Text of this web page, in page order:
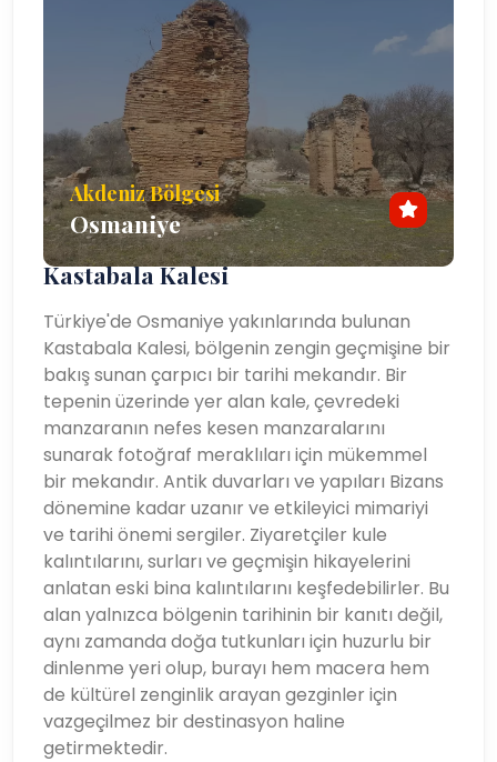
Akdeniz Bölgesi
Osmaniye
Kastabala Kalesi
Türkiye'de Osmaniye yakınlarında bulunan
Kastabala Kalesi, bölgenin zengin geçmişine bir
bakış sunan çarpıcı bir tarihi mekandır. Bir
tepenin üzerinde yer alan kale, çevredeki
manzaranın nefes kesen manzaralarını
sunarak fotoğraf meraklıları için mükemmel
bir mekandır. Antik duvarları ve yapıları Bizans
dönemine kadar uzanır ve etkileyici mimariyi
ve tarihi önemi sergiler. Ziyaretçiler kule
kalıntılarını, surları ve geçmişin hikayelerini
anlatan eski bina kalıntılarını keşfedebilirler. Bu
alan yalnızca bölgenin tarihinin bir kanıtı değil,
aynı zamanda doğa tutkunları için huzurlu bir
dinlenme yeri olup, burayı hem macera hem
de kültürel zenginlik arayan gezginler için
vazgeçilmez bir destinasyon haline
getirmektedir.